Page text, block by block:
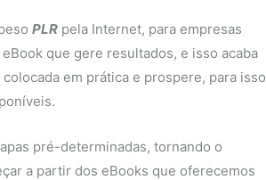
PLR pela Internet, para empresas
que gere resultados, e isso acaba
em prática e prospere, para isso
pré-determinadas, tornando o
a partir dos eBooks que oferecemos